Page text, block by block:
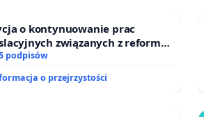
o kontynuowanie prac
związanych z reformą
rodzinnego
podpisów
o przejrzystości